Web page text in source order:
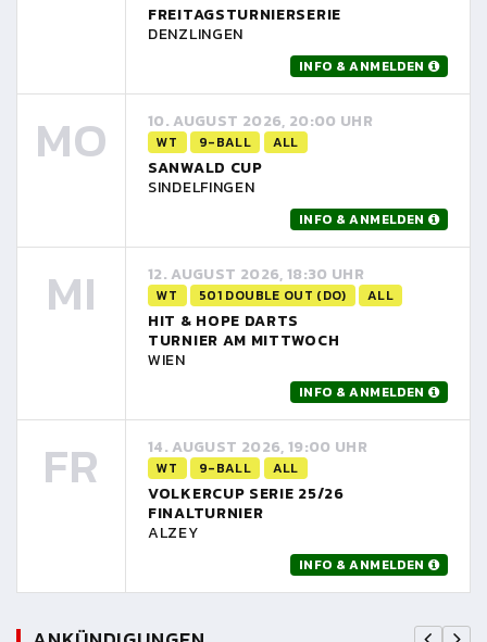
FREITAGSTURNIERSERIE
DENZLINGEN
INFO & ANMELDEN
MO 10. AUGUST 2026, 20:00 UHR
WT 9-BALL ALL
SANWALD CUP
SINDELFINGEN
INFO & ANMELDEN
MI 12. AUGUST 2026, 18:30 UHR
WT 501 DOUBLE OUT (DO) ALL
HIT & HOPE DARTS
TURNIER AM MITTWOCH
WIEN
INFO & ANMELDEN
FR 14. AUGUST 2026, 19:00 UHR
WT 9-BALL ALL
VOLKERCUP SERIE 25/26
FINALTURNIER
ALZEY
INFO & ANMELDEN